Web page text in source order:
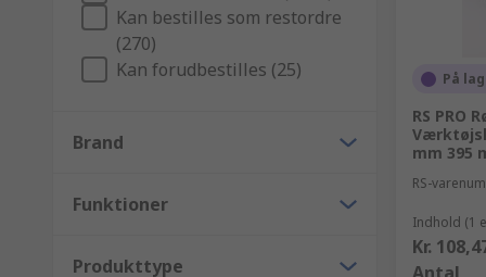
Kan bestilles som restordre
(270)
Kan forudbestilles (25)
Brand
Funktioner
Produkttype
På
RS PRO
mm 395
RS-
Indhold (1
Kr.